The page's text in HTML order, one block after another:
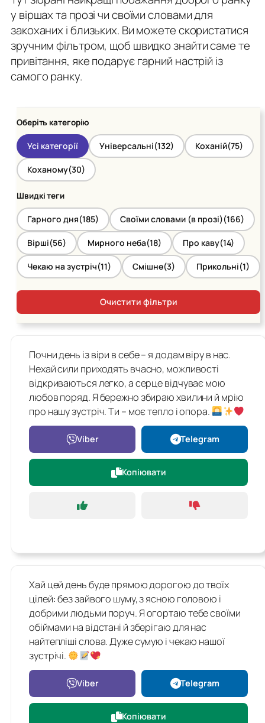
у віршах та прозі чи своїми словами для
закоханих і близьких. Ви можете скористатися
зручним фільтром, щоб швидко знайти саме те
привітання, яке подарує гарний настрій із
самого ранку.
Оберіть категорію
Усі категорії Універсальні(132) Коханій(75)
Коханому(30)
Швидкі теги
Гарного дня(185) Своїми словами (в прозі)(166)
Вірші(56) Мирного неба(18) Про каву(14)
Чекаю на зустріч(11) Смішне(3) Прикольні(1)
Очистити фільтри
Почни день із віри в себе – я додам віру в нас.
Нехай сили приходять вчасно, можливості
відкриваються легко, а серце відчуває мою
любов поряд. Я бережно збираю хвилини й мрію
про нашу зустріч. Ти – моє тепло і опора.
Viber Telegram
Копіювати
Хай цей день буде прямою дорогою до твоїх
цілей: без зайвого шуму, з ясною головою і
добрими людьми поруч. Я огортаю тебе своїми
обіймами на відстані й зберігаю для нас
найтепліші слова. Дуже сумую і чекаю нашої
зустрічі.
Viber Telegram
Копіювати